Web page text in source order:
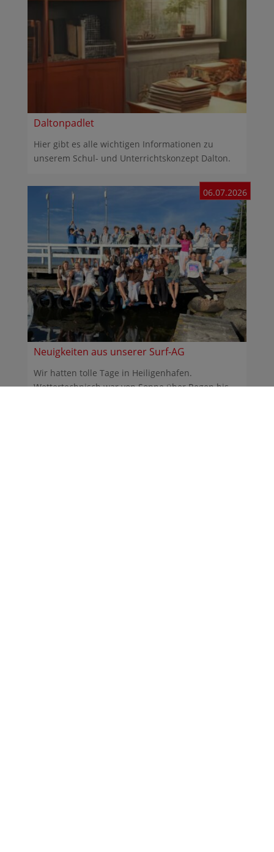
Daltonpadlet
Hier gibt es alle wichtigen Informationen zu
unserem Schul- und Unterrichtskonzept Dalton.
Neuigkeiten aus unserer Surf-AG
06.07.2026
Wir hatten tolle Tage in Heiligenhafen.
Wettertechnisch war von Sonne über Regen bis